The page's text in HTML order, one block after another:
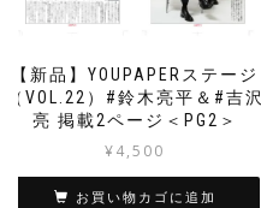
【新品】YOUPAPERステージ
（VOL.22）#鈴木亮平＆#吉沢
亮 掲載2ページ＜PG2＞
¥4,500
お買い物カゴに追加